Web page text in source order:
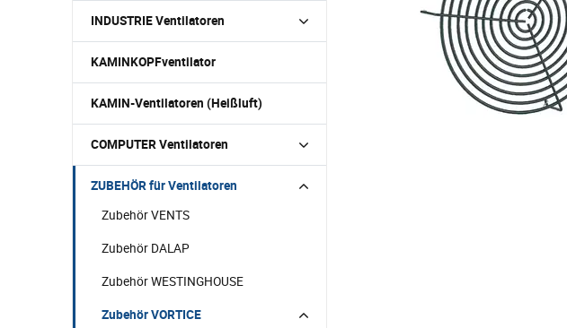
INDUSTRIE Ventilatoren
KAMINKOPFventilator
KAMIN-Ventilatoren (Heißluft)
COMPUTER Ventilatoren
ZUBEHÖR für Ventilatoren
Zubehör VENTS
Zubehör DALAP
Zubehör WESTINGHOUSE
Zubehör VORTICE